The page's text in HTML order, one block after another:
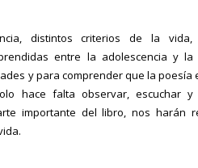
distintos criterios de la vida,
entre la adolescencia y la
y para comprender que la poesía
hace falta observar, escuchar
importante del libro, nos harán